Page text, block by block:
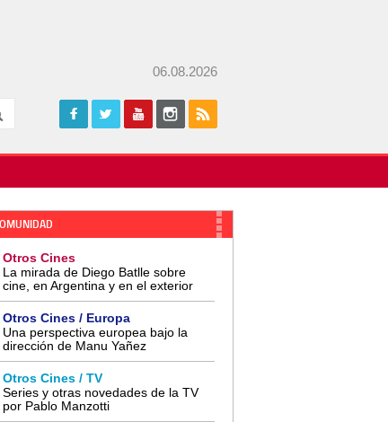
06.08.2026
Otros Cines
La mirada de Diego Batlle sobre
cine, en Argentina y en el exterior
Otros Cines / Europa
Una perspectiva europea bajo la
dirección de Manu Yañez
Otros Cines / TV
Series y otras novedades de la TV
por Pablo Manzotti